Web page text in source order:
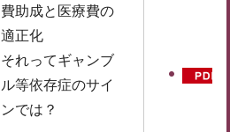
費助成と医療費の
適正化
それってギャンブ
ル等依存症のサイ
ンでは？